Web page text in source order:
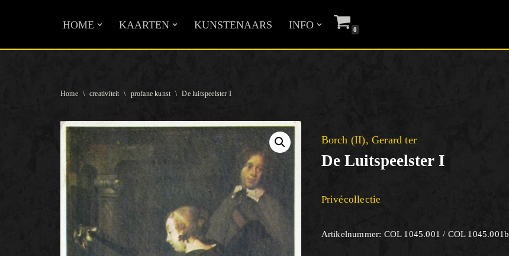
naar
HOME KAARTEN KUNSTENAARS INFO 0
Home \ creativiteit \ profane kunst \ De luitspeelster I
Borch (II), Gerard ter
De Luitspeelster I
Privécollectie
Artikelnummer: COL 1045.001 / COL 1045.001b